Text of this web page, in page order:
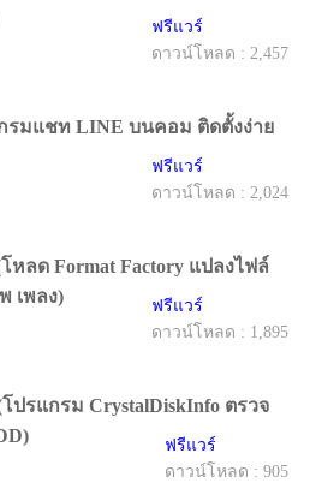
ฟรีแวร์
ดาวน์โหลด : 2,457
รมแชท LINE บนคอม ติดตั้งง่าย
ฟรีแวร์
ดาวน์โหลด : 2,024
หลด Format Factory แปลงไฟล์
เพลง)
ฟรีแวร์
ดาวน์โหลด : 1,895
ปรแกรม CrystalDiskInfo ตรวจ
ฟรีแวร์
ดาวน์โหลด : 905